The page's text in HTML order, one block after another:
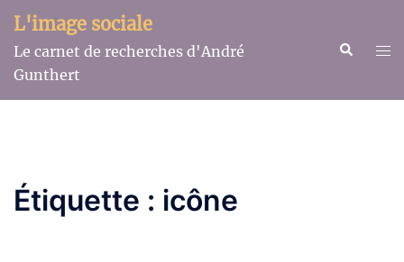
Aller
au
contenu
L'image sociale
Le carnet de recherches d'André
Gunthert
Étiquette : icône